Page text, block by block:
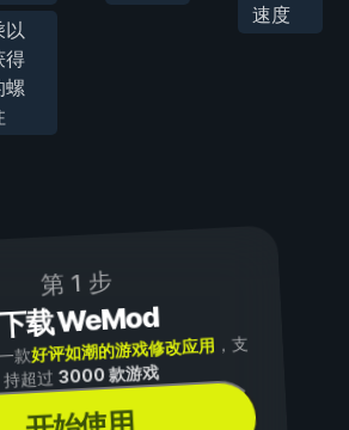
以
得
螺
速度
第 1 步
载 WeMod
款好评如潮的游戏修改应用 ，支
持超过3000 款游戏